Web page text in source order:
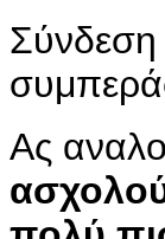
Σύνδεση
Ας